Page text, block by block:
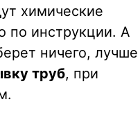
химические
по инструкции. А
ничего, лучше
труб, при